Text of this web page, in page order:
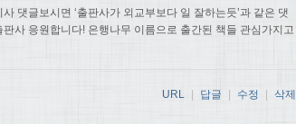
댓글보시면 ‘출판사가 외교부보다 일 잘하는듯’과 같은 댓
사 응원합니다! 은행나무 이름으로 출간된 책들 관심가지고
URL 답글 수정 삭제